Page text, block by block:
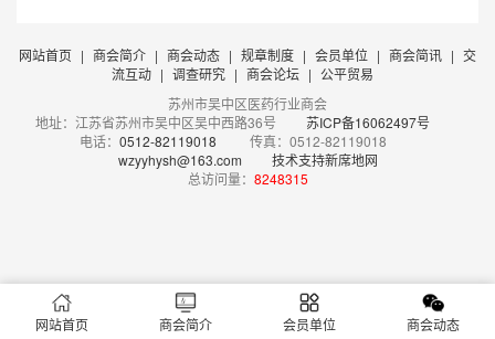
网站首页 | 商会简介 | 商会动态 | 规章制度 | 会员单位 | 商会简讯 | 交
流互动 | 调查研究 | 商会论坛 | 公平贸易
苏州市吴中区医药行业商会
地址：江苏省苏州市吴中区吴中西路36号
苏ICP备16062497号
电话： 0512-82119018 传真：0512-82119018
wzyyhysh@163.com
技术支持新席地网
总访问量： 8248315
网站首页 商会简介 会员单位 商会动态